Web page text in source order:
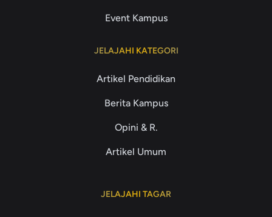
Event Kampus
JELAJAHI KATEGORI
Artikel Pendidikan
Berita Kampus
Opini & R.
Artikel Umum
JELAJAHI TAGAR